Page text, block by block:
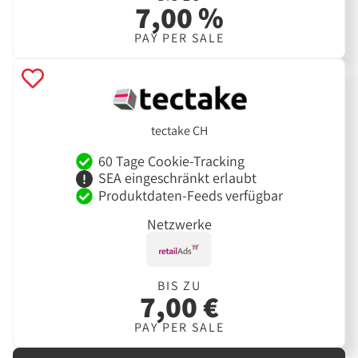
7,00 %
PAY PER SALE
tectake CH
60 Tage Cookie-Tracking
SEA eingeschränkt erlaubt
Produktdaten-Feeds verfügbar
Netzwerke
BIS ZU
7,00 €
PAY PER SALE